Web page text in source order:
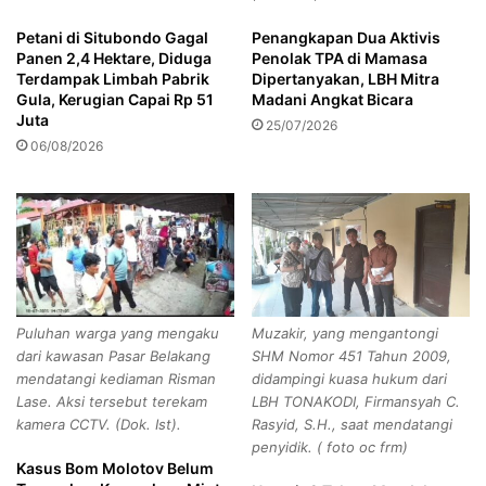
Satreskrim Polres Tegal Kota Tegal
e
s
a
n
D
e
r
s
i
h
k
a
n
P
e
t
g
a
n
B
s
e
w
a
t
A
p
l
i
k
a
s
J
Petani di Situbondo Gagal
Panen 2,4 Hektare, Diduga
Terdampak Limbah Pabrik
Gula, Kerugian Capai Rp 51
Juta
06/08/2026
Penangkapan Dua Aktivis
Penolak TPA di Mamasa
Dipertanyakan, LBH Mitra
Madani Angkat Bicara
25/07/2026
Puluhan warga yang mengaku
dari kawasan Pasar Belakang
mendatangi kediaman Risman
Lase. Aksi tersebut terekam
kamera CCTV. (Dok. Ist).
Kasus Bom Molotov Belum
Muzakir, yang mengantongi
SHM Nomor 451 Tahun 2009,
didampingi kuasa hukum dari
LBH TONAKODI, Firmansyah C.
Rasyid, S.H., saat mendatangi
penyidik. ( foto oc frm)